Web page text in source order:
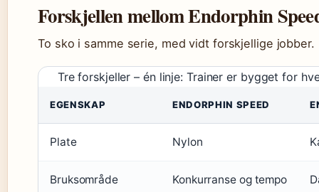
Forskjellen mellom Endorphin
To sko i samme serie, med vidt forskjellige
Tre forskjeller – én linje: Trainer er bygget for
EGENSKAP ENDORPHIN SPEED
Plate Nylon
Bruksområde Konkurranse og tempo